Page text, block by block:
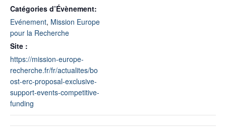
Catégories d’Évènement:
Evénement, Mission Europe
pour la Recherche
Site :
https://mission-europe-
recherche.fr/fr/actualites/bo
ost-erc-proposal-exclusive-
support-events-competitive-
funding